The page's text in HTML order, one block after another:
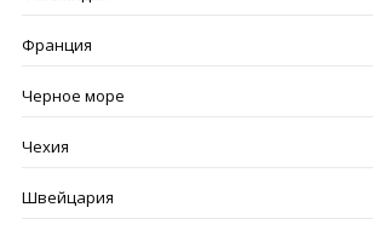
Франция
Черное море
Чехия
Швейцария